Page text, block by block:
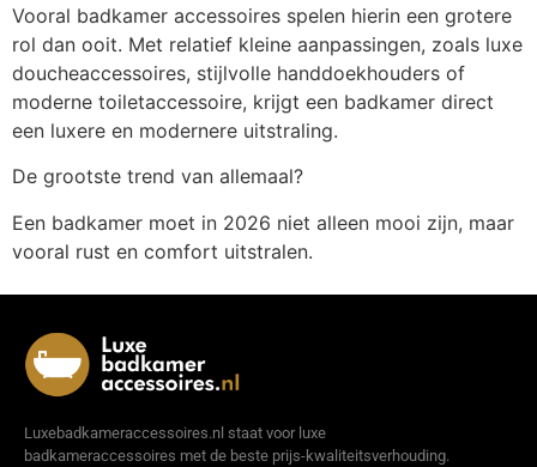
Vooral badkamer accessoires spelen hierin een grotere
rol dan ooit. Met relatief kleine aanpassingen, zoals luxe
doucheaccessoires, stijlvolle handdoekhouders of
moderne toiletaccessoire, krijgt een badkamer direct
een luxere en modernere uitstraling.
De grootste trend van allemaal?
Een badkamer moet in 2026 niet alleen mooi zijn, maar
vooral rust en comfort uitstralen.
Luxebadkameraccessoires.nl staat voor luxe
badkameraccessoires met de beste prijs-kwaliteitsverhouding.